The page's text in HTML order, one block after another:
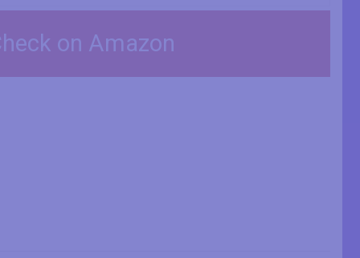
on Amazon